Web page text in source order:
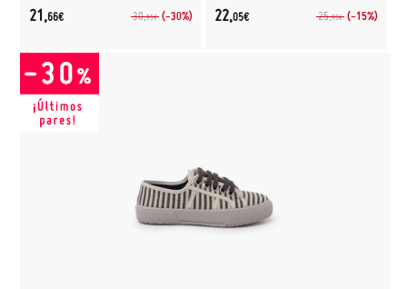
30,95€ (-30%)
21,66€ 25,95€ (-15%)
22,05€